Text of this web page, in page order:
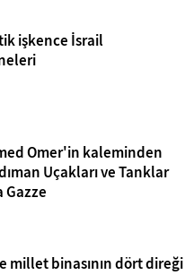
işkence İsrail
Omer'in kaleminden
Uçakları ve Tanklar
Gazze
millet binasının dört direği